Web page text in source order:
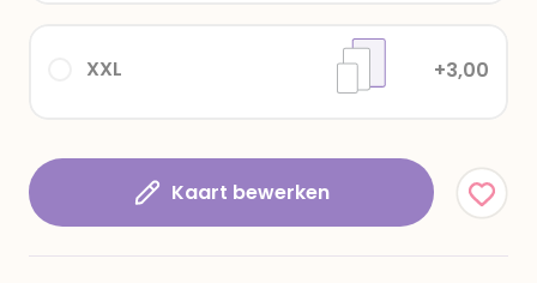
XXL +3,00
Kaart bewerken